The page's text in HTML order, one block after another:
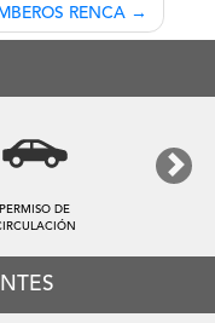
RENCA
PERMISO DE
Next